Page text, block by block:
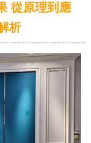
從原理到應
析